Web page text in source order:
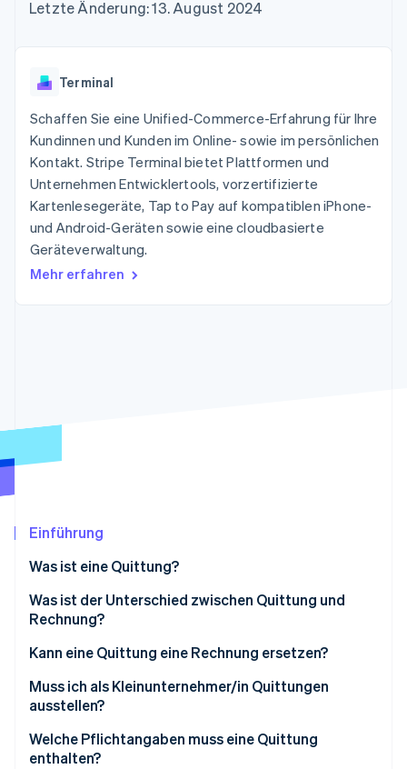
Zugriff auf mehr als
Authorization
Optimierung der
Autorisierungsraten
Link
Beschleunigter
Bezahlvorgang
Financial
Connections
Finanzdaten
Data Pipeline
Datensynchronisierung
Identity
Online-Identitätsprüfung
Stripe-Sessions 2026
Jetzt ansehen
Geldmanagement
SaaS
Nach Branche
KI-Unternehmen
Gaming
Bewirtung, Reisen und
Freizeit
Medien und
Unterhaltung
Organisationen
Marktplatz auf
Abonnementverwaltung
Abrechnung um
Stablecoin-gestützte
Karten ausgeben: So
geht´s
Bereitstellung und
Verwaltung von
Diensten mit Agenten
Ressourcen
Kontakt
kontaktieren
Partner werden
Letzte Änderung: 13. August 2024
Terminal
Schaffen Sie eine Unified-Commerce-Erfahrung für Ihre
Kundinnen und Kunden im Online- sowie im persönlichen
Kontakt. Stripe Terminal bietet Plattformen und
Unternehmen Entwicklertools, vorzertifizierte
Kartenlesegeräte, Tap to Pay auf kompatiblen iPhone-
und Android-Geräten sowie eine cloudbasierte
Geräteverwaltung.
Mehr erfahren
Einführung
Was ist eine Quittung?
Was ist der Unterschied zwischen Quittung und
Rechnung?
Was ist eine quittierte Rechnung?
Kann eine Quittung eine Rechnung ersetzen?
Muss ich als Kleinunternehmer/in Quittungen
ausstellen?
Welche Pflichtangaben muss eine Quittung
enthalten?